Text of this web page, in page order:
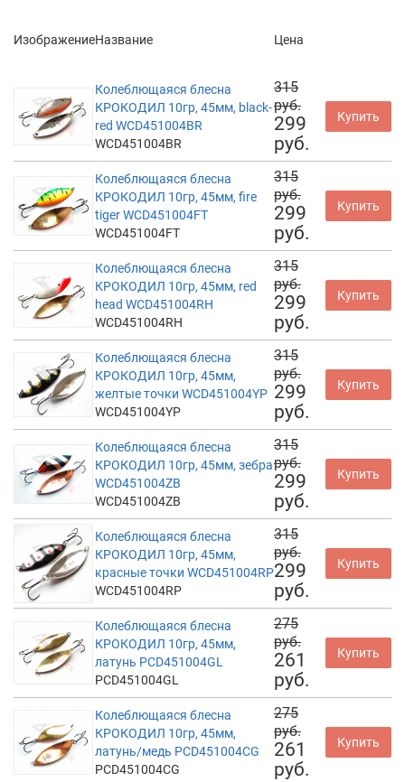
ИзображениеНазвание Цена
Колеблющаяся блесна
КРОКОДИЛ 10гр, 45мм, black-
red WCD451004BR
WCD451004BR
315
руб.
299
руб.
Купить
Колеблющаяся блесна
КРОКОДИЛ 10гр, 45мм, fire
tiger WCD451004FT
WCD451004FT
315
руб.
299
руб.
Купить
Колеблющаяся блесна
КРОКОДИЛ 10гр, 45мм, red
head WCD451004RH
WCD451004RH
315
руб.
299
руб.
Купить
Колеблющаяся блесна
КРОКОДИЛ 10гр, 45мм,
желтые точки WCD451004YP
WCD451004YP
315
руб.
299
руб.
Купить
Колеблющаяся блесна
КРОКОДИЛ 10гр, 45мм, зебра
WCD451004ZB
WCD451004ZB
315
руб.
299
руб.
Купить
Колеблющаяся блесна
КРОКОДИЛ 10гр, 45мм,
красные точки WCD451004RP
WCD451004RP
315
руб.
299
руб.
Купить
Колеблющаяся блесна
КРОКОДИЛ 10гр, 45мм,
латунь PCD451004GL
PCD451004GL
275
руб.
261
руб.
Купить
Колеблющаяся блесна
КРОКОДИЛ 10гр, 45мм,
латунь/медь PCD451004CG
PCD451004CG
275
руб.
261
руб.
Купить